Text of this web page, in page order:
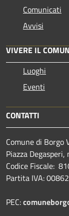
Comunicati
Avvisi
VIVERE IL
Luoghi
Eventi
CONTATTI
Comune di Borgo
Piazza
Codice Fiscale:
Partita IVA:
PEC: